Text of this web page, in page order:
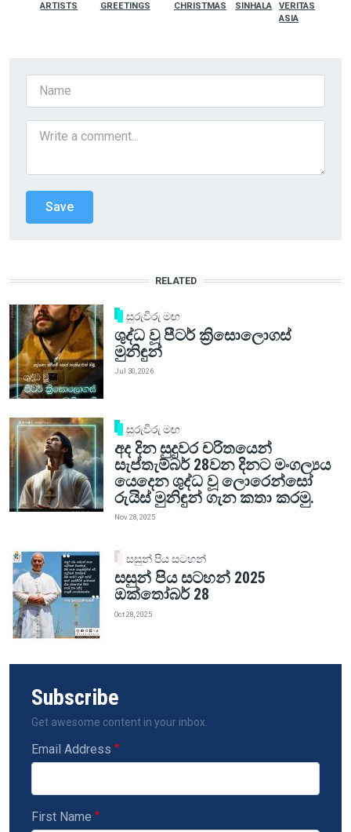
ARTISTS
GREETINGS
CHRISTMAS
SINHALA
VERITAS
ASIA
RELATED
සුරුවිරු මඟ
ශුද්ධ වූ පීටර් ක්‍රිසොලොගස්
මුනිඳුන්
Jul 30, 2026
සුරුවිරු මඟ
අද දින සුදුවර චරිතයෙන්
සැප්තැම්බර් 28වන දිනට මංගල්‍යය
යෙදෙන ශුද්ධ වූ ලොරෙන්සෝ
රුයිස් මුනිඳුන් ගැන කතා කරමු.
Nov 28, 2025
සසුන් පිය සටහන්
සසුන් පිය සටහන් 2025
ඔක්තෝබර් 28
Oct 28, 2025
Subscribe
Get awesome content in your inbox.
Email Address
First Name